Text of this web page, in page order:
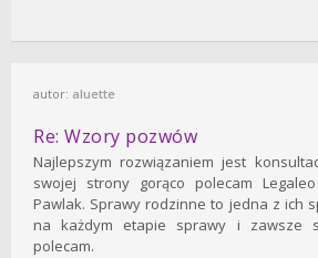
autor: aluette
Re: Wzory pozwów
Najlepszym rozwiązaniem jest
swojej strony gorąco polecam
Pawlak. Sprawy rodzinne to jedna z ich
na każdym etapie sprawy i zawsze
polecam.